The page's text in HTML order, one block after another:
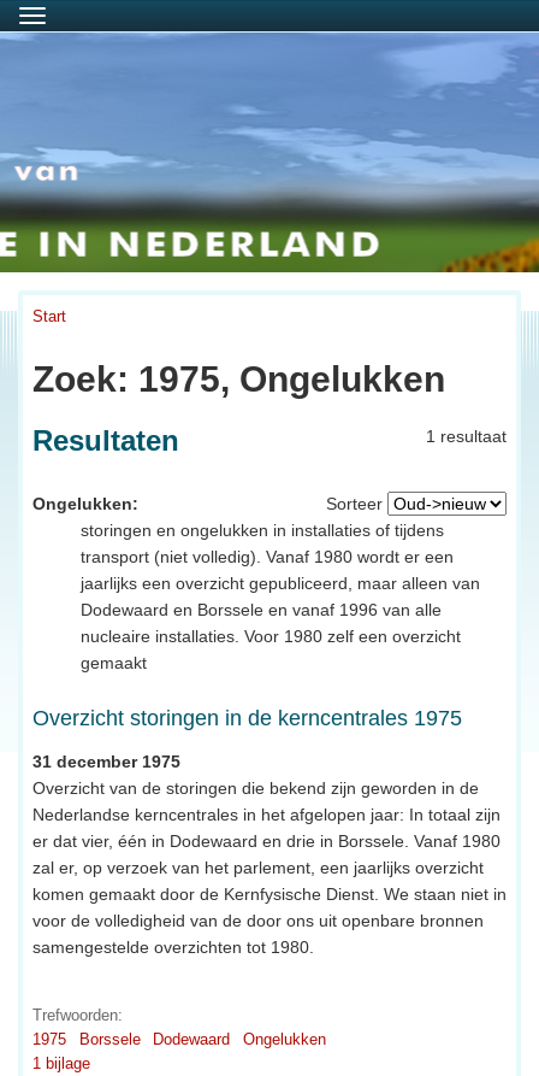
Menu
Start
Zoek: 1975, Ongelukken
1 resultaat
Resultaten
Sorteer
Ongelukken:
storingen en ongelukken in installaties of tijdens
transport (niet volledig). Vanaf 1980 wordt er een
jaarlijks een overzicht gepubliceerd, maar alleen van
Dodewaard en Borssele en vanaf 1996 van alle
nucleaire installaties. Voor 1980 zelf een overzicht
gemaakt
Overzicht storingen in de kerncentrales 1975
31 december 1975
Overzicht van de storingen die bekend zijn geworden in de
Nederlandse kerncentrales in het afgelopen jaar: In totaal zijn
er dat vier, één in Dodewaard en drie in Borssele. Vanaf 1980
zal er, op verzoek van het parlement, een jaarlijks overzicht
komen gemaakt door de Kernfysische Dienst. We staan niet in
voor de volledigheid van de door ons uit openbare bronnen
samengestelde overzichten tot 1980.
Trefwoorden:
1975
Borssele Dodewaard
Ongelukken
1 bijlage